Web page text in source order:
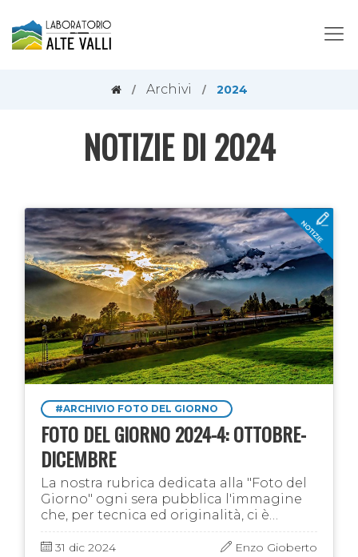
Archivi 2024
NOTIZIE DI 2024
#ARCHIVIO FOTO DEL GIORNO
FOTO DEL GIORNO 2024-4: OTTOBRE-
DICEMBRE
La nostra rubrica dedicata alla "Foto del
Giorno" ogni sera pubblica l'immagine
che, per tecnica ed originalità, ci è
sembrata la più significativa tra quelle
che il web ha dedicato al nostro …
31 dic 2024 Enzo Gioberto